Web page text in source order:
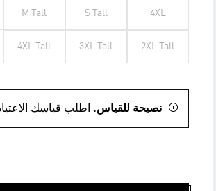
4XL
S Tall
M Tall
2XL Tall
3XL Tall
4XL Tall
نصيحة للقياس. اطلب قياسك